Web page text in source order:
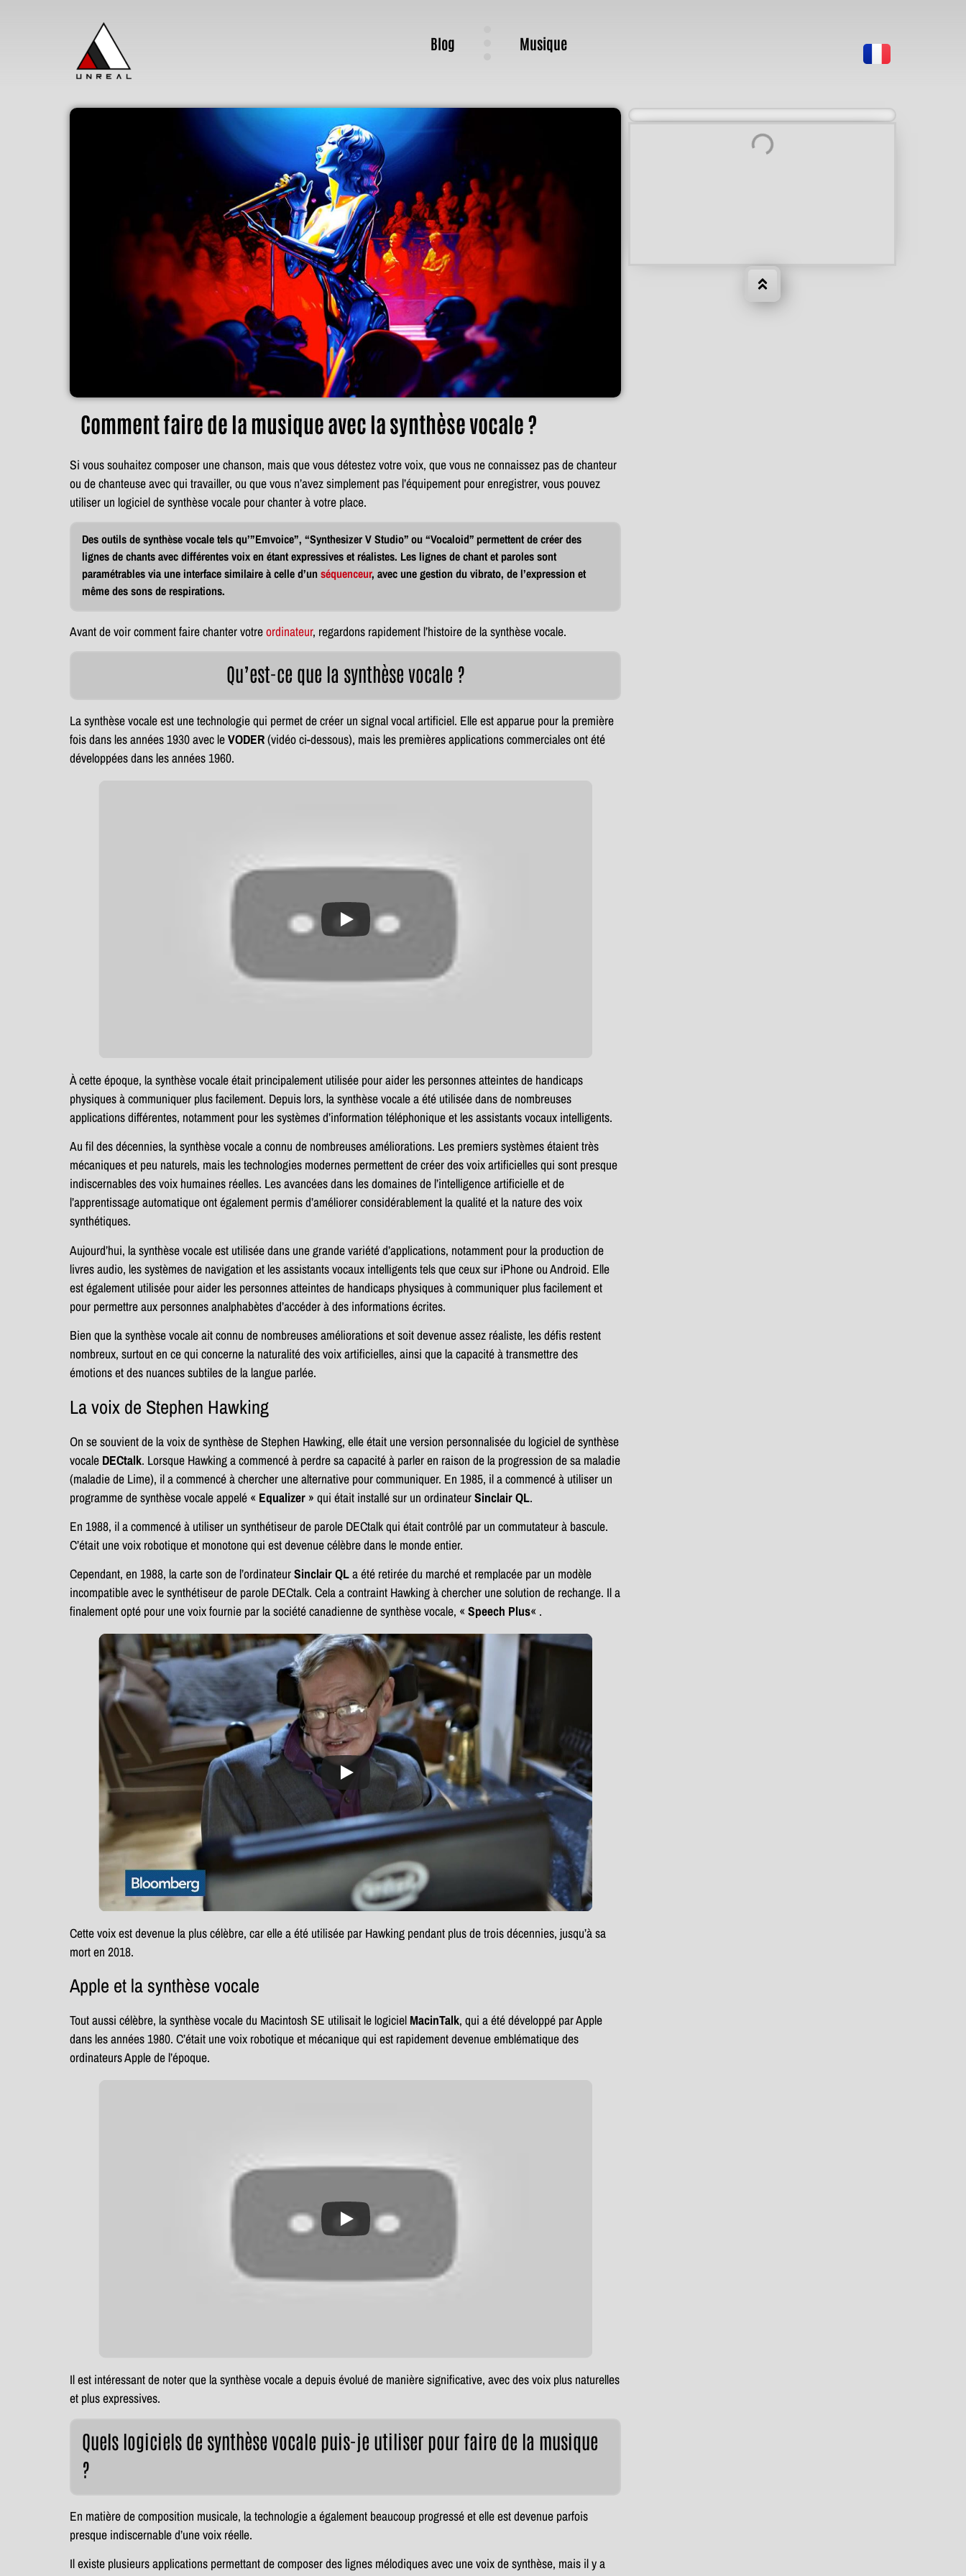
Blog Musique
Comment faire de la musique avec la synthèse vocale ?
Si vous souhaitez composer une chanson, mais que vous détestez votre voix, que vous ne connaissez pas de chanteur
ou de chanteuse avec qui travailler, ou que vous n’avez simplement pas l’équipement pour enregistrer, vous pouvez
utiliser un logiciel de synthèse vocale pour chanter à votre place.
Des outils de synthèse vocale tels qu’”Emvoice”, “Synthesizer V Studio” ou “Vocaloid” permettent de créer des
lignes de chants avec différentes voix en étant expressives et réalistes. Les lignes de chant et paroles sont
paramétrables via une interface similaire à celle d’unséquenceur, avec une gestion du vibrato, de l’expression et
même des sons de respirations.
Avant de voir comment faire chanter votreordinateur, regardons rapidement l’histoire de la synthèse vocale.
Qu’est-ce que la synthèse vocale ?
La synthèse vocale est une technologie qui permet de créer un signal vocal artificiel. Elle est apparue pour la première
fois dans les années 1930 avec leVODER(vidéo ci-dessous), mais les premières applications commerciales ont été
développées dans les années 1960.
À cette époque, la synthèse vocale était principalement utilisée pour aider les personnes atteintes de handicaps
physiques à communiquer plus facilement. Depuis lors, la synthèse vocale a été utilisée dans de nombreuses
applications différentes, notamment pour les systèmes d’information téléphonique et les assistants vocaux intelligents.
Au fil des décennies, la synthèse vocale a connu de nombreuses améliorations. Les premiers systèmes étaient très
mécaniques et peu naturels, mais les technologies modernes permettent de créer des voix artificielles qui sont presque
indiscernables des voix humaines réelles. Les avancées dans les domaines de l’intelligence artificielle et de
l’apprentissage automatique ont également permis d’améliorer considérablement la qualité et la nature des voix
synthétiques.
Aujourd’hui, la synthèse vocale est utilisée dans une grande variété d’applications, notamment pour la production de
livres audio, les systèmes de navigation et les assistants vocaux intelligents tels que ceux sur iPhone ou Android. Elle
est également utilisée pour aider les personnes atteintes de handicaps physiques à communiquer plus facilement et
pour permettre aux personnes analphabètes d’accéder à des informations écrites.
Bien que la synthèse vocale ait connu de nombreuses améliorations et soit devenue assez réaliste, les défis restent
nombreux, surtout en ce qui concerne la naturalité des voix artificielles, ainsi que la capacité à transmettre des
émotions et des nuances subtiles de la langue parlée.
La voix de Stephen Hawking
On se souvient de la voix de synthèse de Stephen Hawking, elle était une version personnalisée du logiciel de synthèse
vocale DECtalk. Lorsque Hawking a commencé à perdre sa capacité à parler en raison de la progression de sa maladie
(maladie de Lime), il a commencé à chercher une alternative pour communiquer. En 1985, il a commencé à utiliser un
programme de synthèse vocale appelé « Equalizer » qui était installé sur un ordinateurSinclair QL.
En 1988, il a commencé à utiliser un synthétiseur de parole DECtalk qui était contrôlé par un commutateur à bascule.
C’était une voix robotique et monotone qui est devenue célèbre dans le monde entier.
Cependant, en 1988, la carte son de l’ordinateurSinclair QLa été retirée du marché et remplacée par un modèle
incompatible avec le synthétiseur de parole DECtalk. Cela a contraint Hawking à chercher une solution de rechange. Il a
finalement opté pour une voix fournie par la société canadienne de synthèse vocale, « Speech Plus« .
Cette voix est devenue la plus célèbre, car elle a été utilisée par Hawking pendant plus de trois décennies, jusqu’à sa
mort en 2018.
Apple et la synthèse vocale
Tout aussi célèbre, la synthèse vocale du Macintosh SE utilisait le logiciel MacinTalk, qui a été développé par Apple
dans les années 1980. C’était une voix robotique et mécanique qui est rapidement devenue emblématique des
ordinateurs Apple de l’époque.
Il est intéressant de noter que la synthèse vocale a depuis évolué de manière significative, avec des voix plus naturelles
et plus expressives.
Quels logiciels de synthèse vocale puis-je utiliser pour faire de la musique
?
En matière de composition musicale, la technologie a également beaucoup progressé et elle est devenue parfois
presque indiscernable d’une voix réelle.
Il existe plusieurs applications permettant de composer des lignes mélodiques avec une voix de synthèse, mais il y a